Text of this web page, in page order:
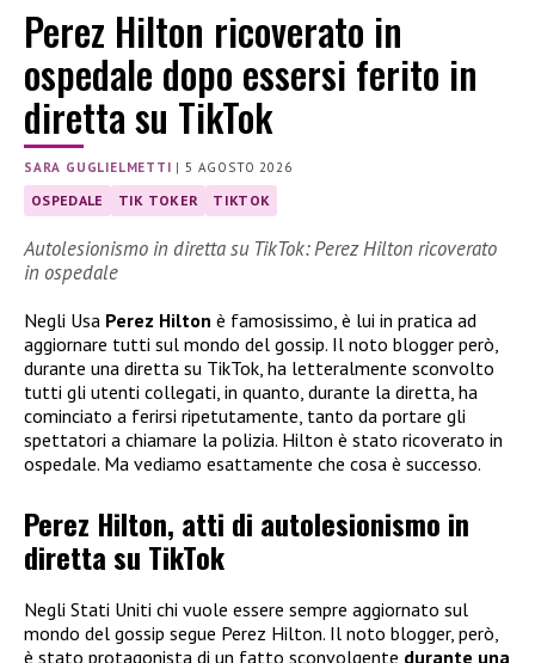
Perez Hilton ricoverato in
ospedale dopo essersi ferito in
diretta su TikTok
SARA GUGLIELMETTI | 5 AGOSTO 2026
OSPEDALE TIK TOKER TIKTOK
Autolesionismo in diretta su TikTok: Perez Hilton ricoverato
in ospedale
Negli Usa Perez Hilton è famosissimo, è lui in pratica ad
aggiornare tutti sul mondo del gossip. Il noto blogger però,
durante una diretta su TikTok, ha letteralmente sconvolto
tutti gli utenti collegati, in quanto, durante la diretta, ha
cominciato a ferirsi ripetutamente, tanto da portare gli
spettatori a chiamare la polizia. Hilton è stato ricoverato in
ospedale. Ma vediamo esattamente che cosa è successo.
Perez Hilton, atti di autolesionismo in
diretta su TikTok
Negli Stati Uniti chi vuole essere sempre aggiornato sul
mondo del gossip segue Perez Hilton. Il noto blogger, però,
è stato protagonista di un fatto sconvolgente durante una